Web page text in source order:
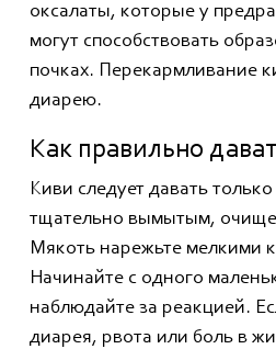
оксалаты, которые у
могут способствовать
почках. Перекармливание
диарею.
Как правильно
Киви следует давать
тщательно вымытым,
Мякоть нарежьте мелкими
Начинайте с одного
наблюдайте за реакцией.
диарея, рвота или боль в